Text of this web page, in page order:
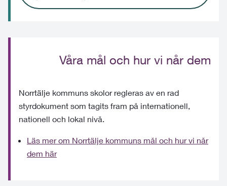
Våra mål och hur vi når dem
Norrtälje kommuns skolor regleras av en rad
styrdokument som tagits fram på internationell,
nationell och lokal nivå.
Läs mer om Norrtälje kommuns mål och hur vi når
dem här